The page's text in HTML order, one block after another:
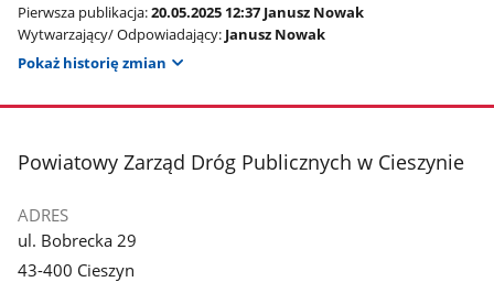
Pierwsza publikacja:20.05.2025 12:37 Janusz Nowak
Wytwarzający/ Odpowiadający: Janusz Nowak
Pokaż historię zmian
stopka
Powiatowy Zarząd Dróg Publicznych w Cieszynie
ADRES
ul. Bobrecka 29
43-400 Cieszyn